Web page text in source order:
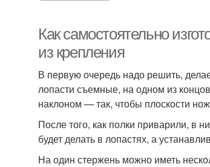
Как самостоятельно
из крепления
В первую очередь надо решить,
лопасти съемные, на одном из
наклоном — так, чтобы плоскости
После того, как полки приварили, в
будет делать в лопастях, а
На один стержень можно иметь